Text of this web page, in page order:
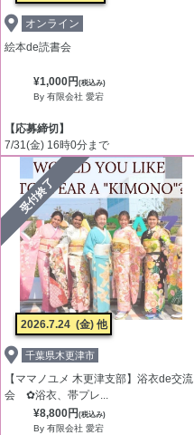
オンライン
絵本de読書会
¥1,000円 (税込み)
By 有限会社 愛宕
【応募締切】
7/31(金) 16時0分まで
受付終了
2026.7.24 (金) 他
千葉県木更津市
【ママノユメ 木更津支部】浴衣de交流
会 ✿浴衣、帯プレ...
¥8,800円 (税込み)
By 有限会社 愛宕